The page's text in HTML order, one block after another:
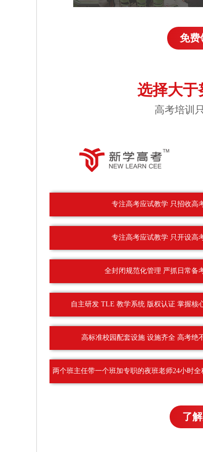
免费
选择大于
高考培训
专注高考应试教学 只招收高
专注高考应试教学 只开设高
全封闭规范化管理 严抓日常备
自主研发 TLE 教学系统 版权认证 掌握核
高标准校园配套设施 设施齐全 高考绝
两个班主任带一个班加专职的夜班老师24小时全
了